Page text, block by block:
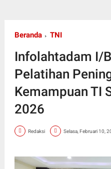
Beranda TNI
Infolahtadam I/
Pelatihan
Kemampuan TI
2026
Redaksi Selasa, Februari 10,